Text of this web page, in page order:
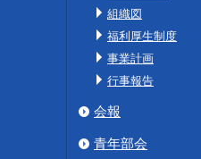
組織図
福利厚生制度
事業計画
行事報告
会報
青年部会